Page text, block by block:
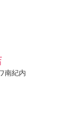
南紀内